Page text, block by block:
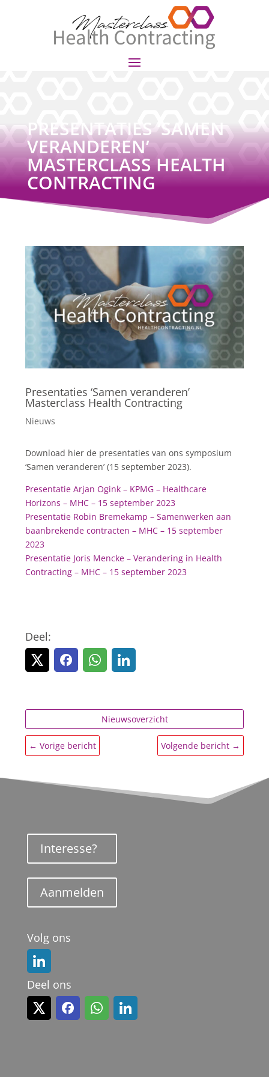
PRESENTATIES ‘SAMEN
VERANDEREN’
MASTERCLASS HEALTH
CONTRACTING
Presentaties ‘Samen veranderen’
Masterclass Health Contracting
Nieuws
Download hier de presentaties van ons symposium
‘Samen veranderen’ (15 september 2023).
Presentatie Arjan Ogink – KPMG – Healthcare
Horizons – MHC – 15 september 2023
Presentatie Robin Bremekamp – Samenwerken aan
baanbrekende contracten – MHC – 15 september
2023
Presentatie Joris Mencke – Verandering in Health
Contracting – MHC – 15 september 2023
Deel:
Nieuwsoverzicht
←Vorige bericht Volgende bericht→
Interesse?
Aanmelden
Volg ons
Deel ons